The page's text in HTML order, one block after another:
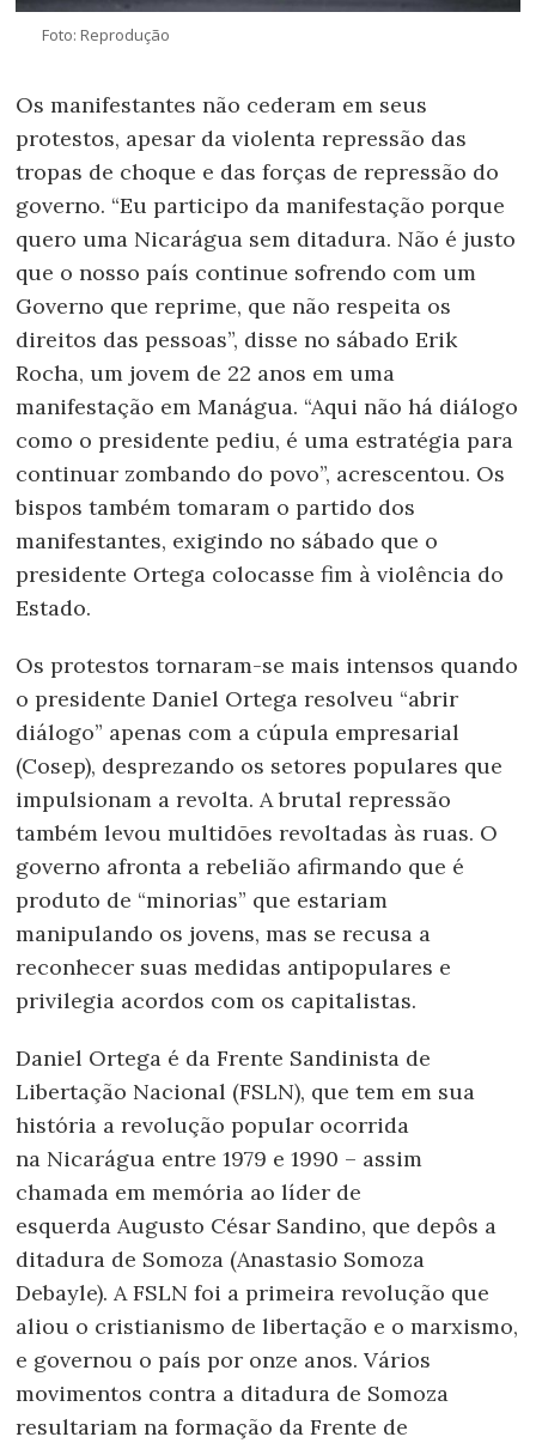
Foto: Reprodução
Os manifestantes não cederam em seus
protestos, apesar da violenta repressão das
tropas de choque e das forças de repressão do
governo. “Eu participo da manifestação porque
quero uma Nicarágua sem ditadura. Não é justo
que o nosso país continue sofrendo com um
Governo que reprime, que não respeita os
direitos das pessoas”, disse no sábado Erik
Rocha, um jovem de 22 anos em uma
manifestação em Manágua. “Aqui não há diálogo
como o presidente pediu, é uma estratégia para
continuar zombando do povo”, acrescentou. Os
bispos também tomaram o partido dos
manifestantes, exigindo no sábado que o
presidente Ortega colocasse fim à violência do
Estado.
Os protestos tornaram-se mais intensos quando
o presidente Daniel Ortega resolveu “abrir
diálogo” apenas com a cúpula empresarial
(Cosep), desprezando os setores populares que
impulsionam a revolta. A brutal repressão
também levou multidões revoltadas às ruas. O
governo afronta a rebelião afirmando que é
produto de “minorias” que estariam
manipulando os jovens, mas se recusa a
reconhecer suas medidas antipopulares e
privilegia acordos com os capitalistas.
Daniel Ortega é da Frente Sandinista de
Libertação Nacional (FSLN), que tem em sua
história a revolução popular ocorrida
na Nicarágua entre 1979 e 1990 – assim
chamada em memória ao líder de
esquerda Augusto César Sandino, que depôs a
ditadura de Somoza (Anastasio Somoza
Debayle). A FSLN foi a primeira revolução que
aliou o cristianismo de libertação e o marxismo,
e governou o país por onze anos. Vários
movimentos contra a ditadura de Somoza
resultariam na formação da Frente de